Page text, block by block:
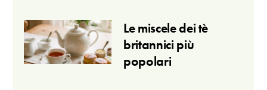
Le miscele dei tè
britannici più
popolari